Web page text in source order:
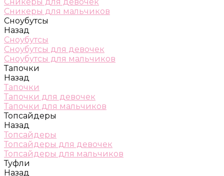
Сникеры для мальчиков
Сноубутсы
Назад
Сноубутсы
Сноубутсы для девочек
Сноубутсы для мальчиков
Тапочки
Назад
Тапочки
Тапочки для девочек
Тапочки для мальчиков
Топсайдеры
Назад
Топсайдеры
Топсайдеры для девочек
Топсайдеры для мальчиков
Туфли
Назад